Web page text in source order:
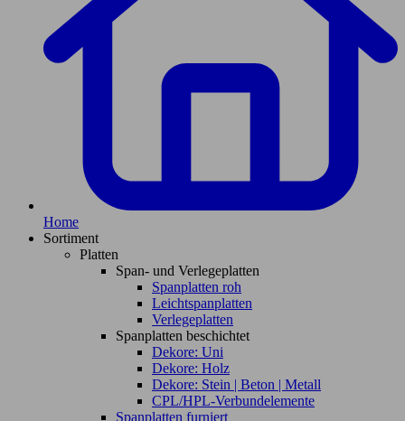
Home
Sortiment
Platten
Span- und Verlegeplatten
Spanplatten roh
Leichtspanplatten
Verlegeplatten
Spanplatten beschichtet
Dekore: Uni
Dekore: Holz
Dekore: Stein | Beton | Metall
CPL/HPL-Verbundelemente
Spanplatten furniert